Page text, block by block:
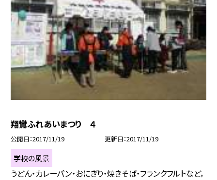
翔鸞ふれあいまつり ４
公開日 2017/11/19 更新日 2017/11/19
学校の風景
うどん・カレーパン・おにぎり・焼きそば・フランクフルトなど，